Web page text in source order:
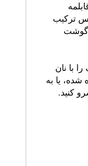
ترکیب
گوشت
با نان
شده، یا به
کنید.